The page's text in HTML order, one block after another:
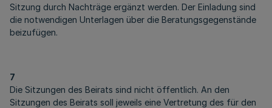
Sitzung durch Nachträge ergänzt werden. Der Einladung sind
die notwendigen Unterlagen über die Beratungsgegenstände
beizufügen.
7
Die Sitzungen des Beirats sind nicht öffentlich. An den
Sitzungen des Beirats soll jeweils eine Vertretung des für den